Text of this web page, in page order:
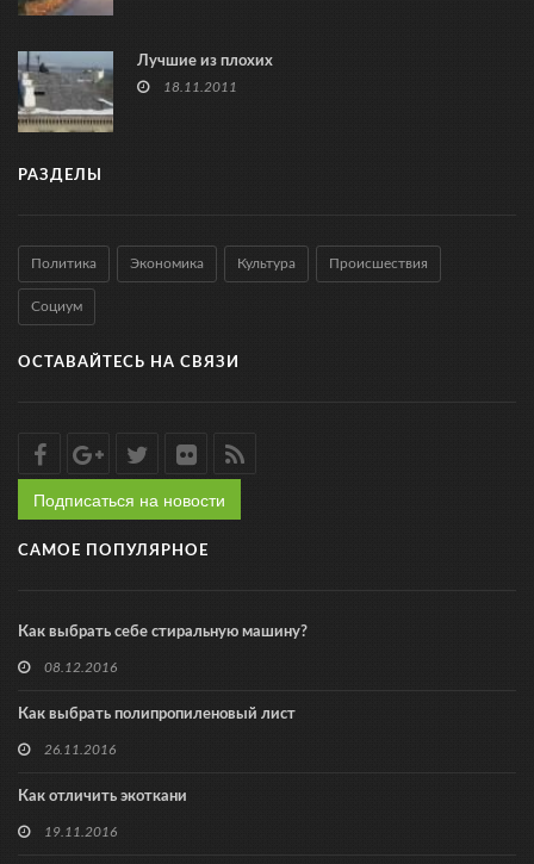
Лучшие из плохих
18.11.2011
РАЗДЕЛЫ
Политика Экономика Культура Происшествия
Социум
ОСТАВАЙТЕСЬ НА СВЯЗИ
Подписаться на новости
САМОЕ ПОПУЛЯРНОЕ
Как выбрать себе стиральную машину?
08.12.2016
Как выбрать полипропиленовый лист
26.11.2016
Как отличить экоткани
19.11.2016